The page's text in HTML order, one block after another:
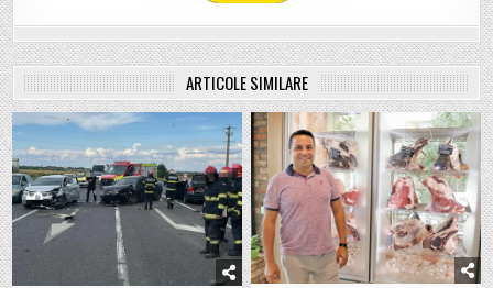
ARTICOLE SIMILARE